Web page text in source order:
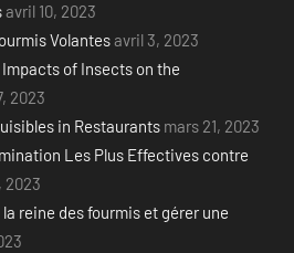
avril 10, 2023
Volantesavril 3, 2023
of Insects on the
2023
in Restaurants mars 21, 2023
Les Plus Effectives contre
2023
reine des fourmis et gérer une